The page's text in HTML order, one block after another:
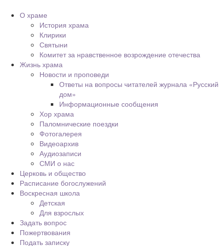
О храме
История храма
Клирики
Святыни
Комитет за нравственное возрождение отечества
Жизнь храма
Новости и проповеди
Ответы на вопросы читателей журнала «Русский
дом»
Информационные сообщения
Хор храма
Паломнические поездки
Фотогалерея
Видеоархив
Аудиозаписи
СМИ о нас
Церковь и общество
Расписание богослужений
Воскресная школа
Детская
Для взрослых
Задать вопрос
Пожертвования
Подать записку